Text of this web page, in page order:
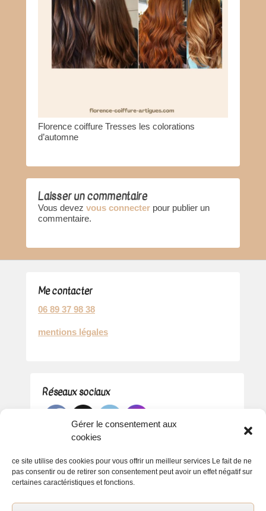
Gérer le consentement aux
cookies
ce site utilise des cookies pour vous offrir un meilleur services Le fait de ne
pas consentir ou de retirer son consentement peut avoir un effet négatif sur
certaines caractéristiques et fonctions.
Florence coiffure Tresses les colorations
d’automne
Laisser un commentaire
Vous devez vous connecter pour publier un
commentaire.
Me contacter
06 89 37 98 38
mentions légales
Réseaux sociaux